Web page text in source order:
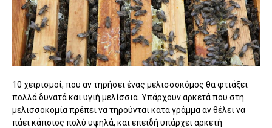
10 χειρισμοί, που αν τηρήσει ένας μελισσοκόμος θα φτιάξει
πολλά δυνατά και υγιή μελίσσια. Υπάρχουν αρκετά που στη
μελισσοκομία πρέπει να τηρούνται κατα γράμμα αν θέλει να
πάει κάποιος πολύ υψηλά, και επειδή υπάρχει αρκετή